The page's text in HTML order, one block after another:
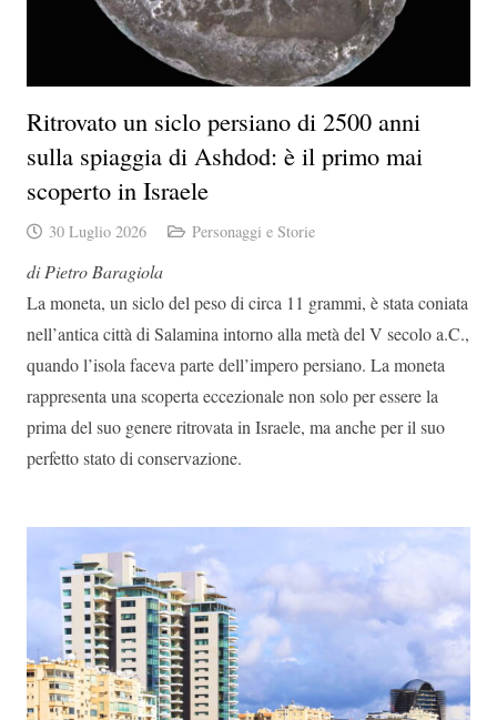
Ritrovato un siclo persiano di 2500 anni
sulla spiaggia di Ashdod: è il primo mai
scoperto in Israele
30 Luglio 2026 Personaggi e Storie
di Pietro Baragiola
La moneta, un siclo del peso di circa 11 grammi, è stata coniata
nell’antica città di Salamina intorno alla metà del V secolo a.C.,
quando l’isola faceva parte dell’impero persiano. La moneta
rappresenta una scoperta eccezionale non solo per essere la
prima del suo genere ritrovata in Israele, ma anche per il suo
perfetto stato di conservazione.